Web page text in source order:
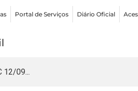
Portal de Serviços Diário Oficial
12/09...